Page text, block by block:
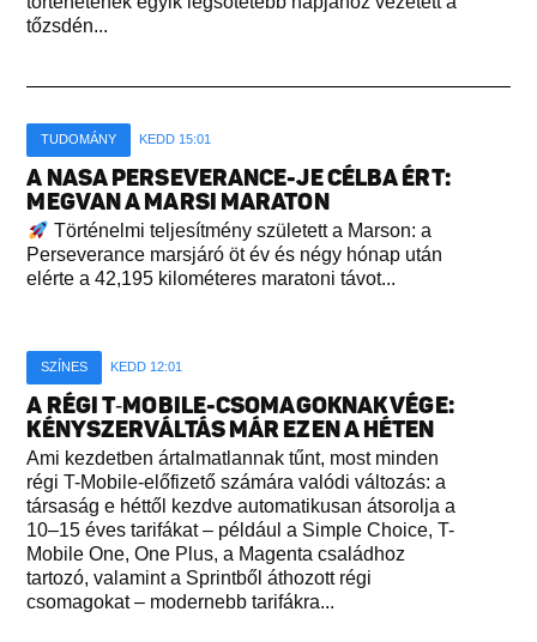
tőzsdén...
TUDOMÁNY KEDD 15:01
A NASA PERSEVERANCE-JE CÉLBA ÉRT:
MEGVAN A MARSI MARATON
Történelmi teljesítmény született a Marson: a
Perseverance marsjáró öt év és négy hónap után
elérte a 42,195 kilométeres maratoni távot...
SZÍNES KEDD 12:01
A RÉGI T‑MOBILE-CSOMAGOKNAK VÉGE:
KÉNYSZERVÁLTÁS MÁR EZEN A HÉTEN
Ami kezdetben ártalmatlannak tűnt, most minden
régi T-Mobile-előfizető számára valódi változás: a
társaság e héttől kezdve automatikusan átsorolja a
10–15 éves tarifákat – például a Simple Choice, T-
Mobile One, One Plus, a Magenta családhoz
tartozó, valamint a Sprintből áthozott régi
csomagokat – modernebb tarifákra...